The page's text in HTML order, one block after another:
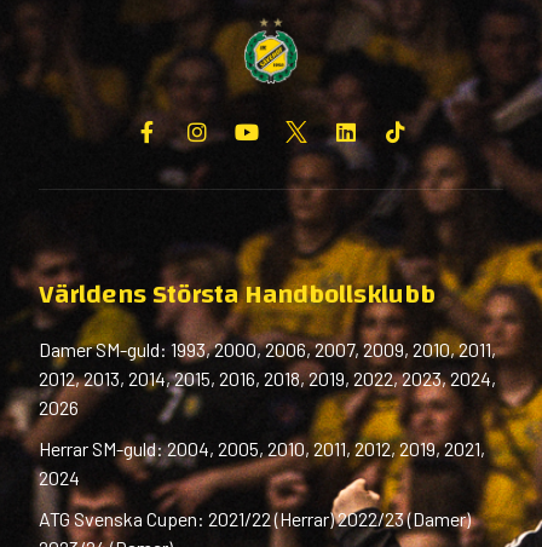
Världens Största Handbollsklubb
Damer SM-guld: 1993, 2000, 2006, 2007, 2009, 2010, 2011,
2012, 2013, 2014, 2015, 2016, 2018, 2019, 2022, 2023, 2024,
2026
Herrar SM-guld: 2004, 2005, 2010, 2011, 2012, 2019, 2021,
2024
ATG Svenska Cupen: 2021/22 (Herrar) 2022/23 (Damer)